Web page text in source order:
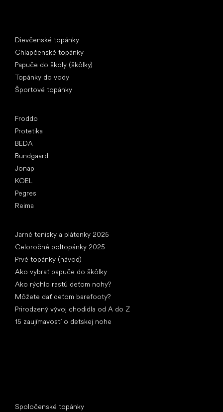
Dievčenské topánky
Chlapčenské topánky
Papuče do školy (škôlky)
Topánky do vody
Športové topánky
Froddo
Protetika
BEDA
Bundgaard
Jonap
KOEL
Pegres
Reima
Jarné tenisky a plátenky 2025
Celoročné poltopánky 2025
Prvé topánky (návod)
Ako vybrať papuče do škôlky
Ako rýchlo rastú deťom nohy?
Môžete dať deťom barefooty?
Prirodzený vývoj chodidla od A do Z
15 zaujímavostí o detskej nohe
Spoločenské topánky